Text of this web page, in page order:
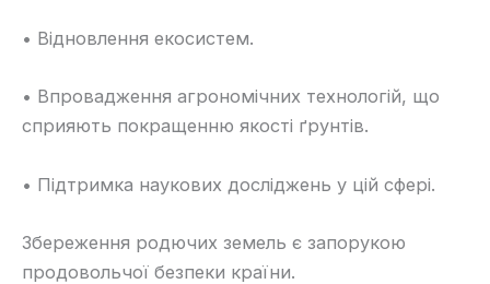
• Відновлення екосистем.
• Впровадження агрономічних технологій, що
сприяють покращенню якості ґрунтів.
• Підтримка наукових досліджень у цій сфері.
Збереження родючих земель є запорукою
продовольчої безпеки країни.